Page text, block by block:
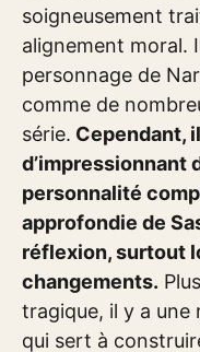
soigneusement
alignement moral.
personnage de
comme de
série. Cependant,
d’impressionnant
personnalité
approfondie de
réflexion, surtout
changements.
tragique, il y a une
qui sert à